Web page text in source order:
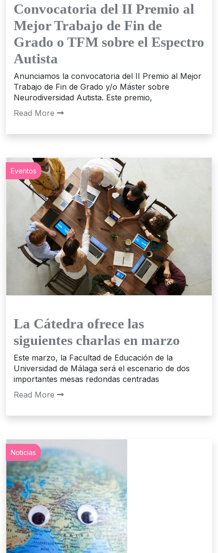
Convocatoria del II Premio al
Mejor Trabajo de Fin de
Grado o TFM sobre el Espectro
Autista
Anunciamos la convocatoria del II Premio al Mejor
Trabajo de Fin de Grado y/o Máster sobre
Neurodiversidad Autista. Este premio,
Read More
Eventos
La Cátedra ofrece las
siguientes charlas en marzo
Este marzo, la Facultad de Educación de la
Universidad de Málaga será el escenario de dos
importantes mesas redondas centradas
Read More
Noticias